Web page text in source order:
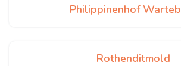
Philippinenhof
Rothenditmold